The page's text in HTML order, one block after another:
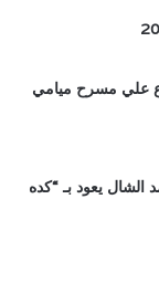
علي مسرح ميامي
يعود بـ “كده